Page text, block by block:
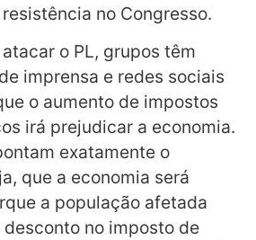
no Congresso.
o PL, grupos têm
imprensa e redes sociais
o aumento de impostos
irá prejudicar a economia.
exatamente o
que a economia será
a população afetada
no imposto de